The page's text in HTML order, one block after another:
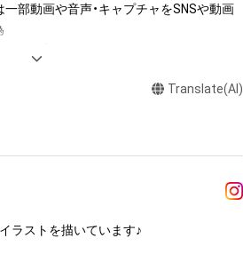
一部動画や音声・キャプチャをSNSや動画
セージカードを制作し友達に送る
物（ご自身で描いたイラストなど）を作
)にかかる知的財産権(著作権、特許権、実
Translate(AI)
ラストを描いています♪